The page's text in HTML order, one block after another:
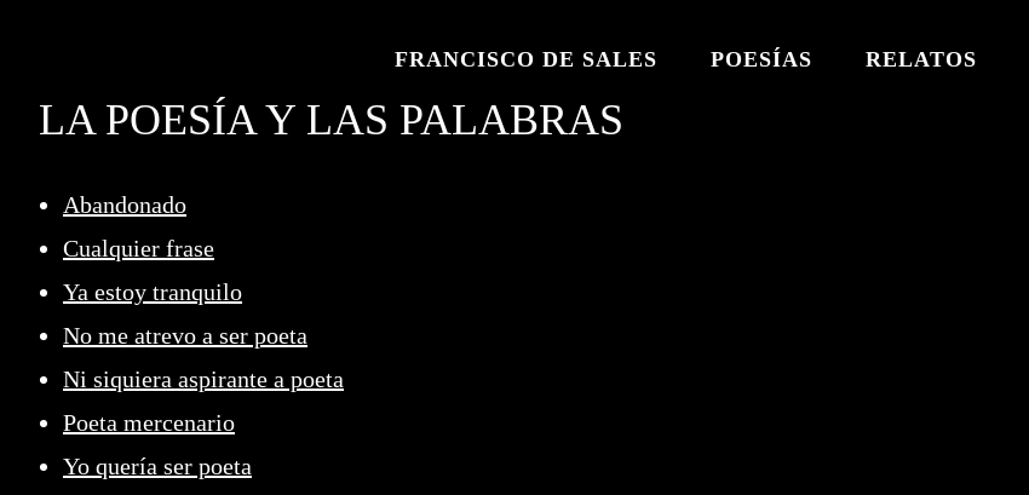
FRANCISCO DE SALES POESÍAS RELATOS
LA POESÍA Y LAS PALABRAS
Abandonado
Cualquier frase
Ya estoy tranquilo
No me atrevo a ser poeta
Ni siquiera aspirante a poeta
Poeta mercenario
Yo quería ser poeta